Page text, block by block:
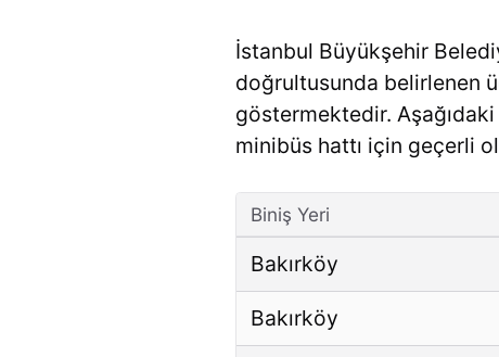
İstanbul Büyükşehir
doğrultusunda belirlenen
göstermektedir.
minibüs hattı için geçerli
Biniş Yeri
Bakırköy
Bakırköy